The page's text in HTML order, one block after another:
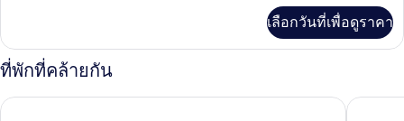
เกี่ยว
กับ
ห้อง
พัก
เลือกวันที่เพื่อดูราคา
ที่พักที่คล้ายกัน
เกียวโต Umekoji Kadensho THE